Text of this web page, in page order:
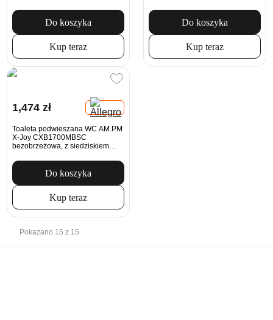
Do koszyka
Kup teraz
Do koszyka
Kup teraz
1,474 zł
Toaleta podwieszana WC AM.PM
X-Joy CXB1700MBSC
bezobrzeżowa, z siedziskiem
Do koszyka
Kup teraz
Pokazano 15 z 15